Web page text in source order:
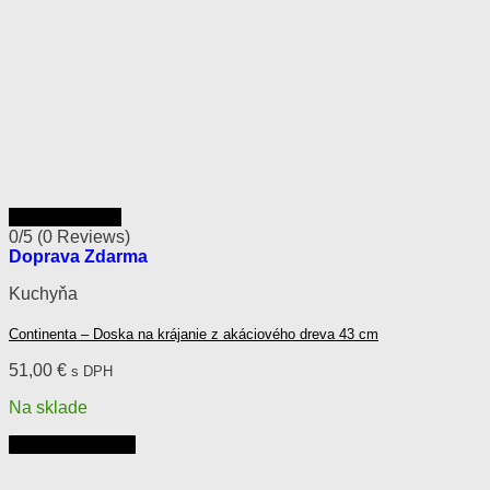
0/5 (0 Reviews)
Doprava Zdarma
Kuchyňa
Continenta – Doska na krájanie z akáciového dreva 43 cm
51,00 € s DPH
Na sklade